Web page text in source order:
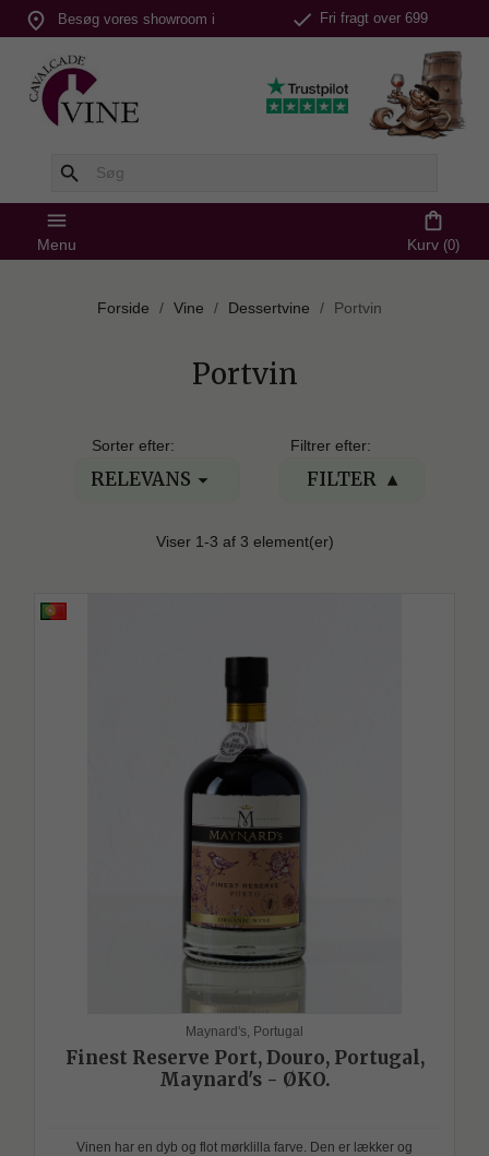
place Besøg vores showroom i
Silkeborg
check Fri fragt over 699
search
menu
Menu
shopping_bag
Kurv (0)
Forside Vine Dessertvine Portvin
Portvin
Sorter efter:
RELEVANS 
Filtrer efter:
FILTER
Viser 1-3 af 3 element(er)
Maynard's, Portugal
Finest Reserve Port, Douro, Portugal,
Maynard's - ØKO.
Vinen har en dyb og flot mørklilla farve. Den er lækker og